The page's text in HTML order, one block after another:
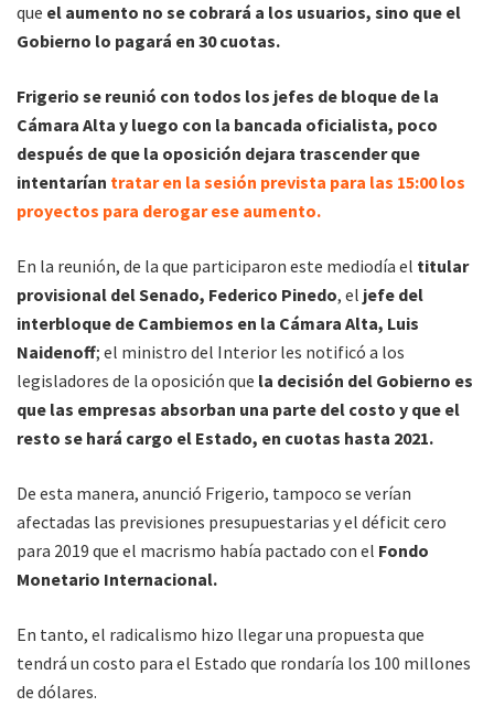
que el aumento no se cobrará a los usuarios, sino que el
Gobierno lo pagará en 30 cuotas.
Frigerio se reunió con todos los jefes de bloque de la
Cámara Alta y luego con la bancada oficialista, poco
después de que la oposición dejara trascender que
intentarían tratar en la sesión prevista para las 15:00 los
proyectos para derogar ese aumento.
En la reunión, de la que participaron este mediodía el titular
provisional del Senado, Federico Pinedo, el jefe del
interbloque de Cambiemos en la Cámara Alta, Luis
Naidenoff; el ministro del Interior les notificó a los
legisladores de la oposición que la decisión del Gobierno es
que las empresas absorban una parte del costo y que el
resto se hará cargo el Estado, en cuotas hasta 2021.
De esta manera, anunció Frigerio, tampoco se verían
afectadas las previsiones presupuestarias y el déficit cero
para 2019 que el macrismo había pactado con el Fondo
Monetario Internacional.
En tanto, el radicalismo hizo llegar una propuesta que
tendrá un costo para el Estado que rondaría los 100 millones
de dólares.